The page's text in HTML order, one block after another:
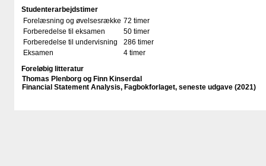
Studenterarbejdstimer
Forelæsning og øvelsesrække 72 timer
Forberedelse til eksamen
50 timer
Forberedelse til undervisning
286 timer
Eksamen
4 timer
Foreløbig litteratur
Thomas Plenborg og Finn Kinserdal
Financial Statement Analysis, Fagbokforlaget, seneste udgave (2021)